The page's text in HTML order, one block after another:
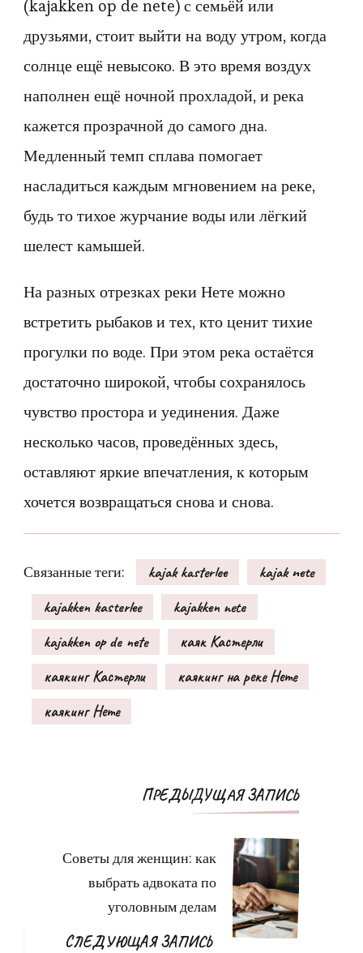
(kajakken op de nete) с семьёй или
друзьями, стоит выйти на воду утром, когда
солнце ещё невысоко. В это время воздух
наполнен ещё ночной прохладой, и река
кажется прозрачной до самого дна.
Медленный темп сплава помогает
насладиться каждым мгновением на реке,
будь то тихое журчание воды или лёгкий
шелест камышей.
На разных отрезках реки Нете можно
встретить рыбаков и тех, кто ценит тихие
прогулки по воде. При этом река остаётся
достаточно широкой, чтобы сохранялось
чувство простора и уединения. Даже
несколько часов, проведённых здесь,
оставляют яркие впечатления, к которым
хочется возвращаться снова и снова.
Связанные теги: kajak kasterlee
kajak nete
kajakken kasterlee
kajakken nete
kajakken op de nete
каяк Кастерли
каякинг Кастерли
каякинг на реке Нете
каякинг Нете
Навигация
ПРЕДЫДУЩАЯ ЗАПИСЬ
Советы для женщин: как
выбрать адвоката по
уголовным делам
СЛЕДУЮЩАЯ ЗАПИСЬ